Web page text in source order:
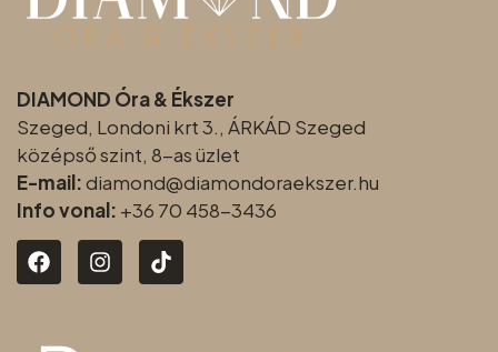
DIAMOND Óra & Ékszer
Szeged, Londoni krt 3., ÁRKÁD Szeged
középső szint, 8-as üzlet
E-mail:diamond@diamondoraekszer.hu
Info vonal: +36 70 458-3436